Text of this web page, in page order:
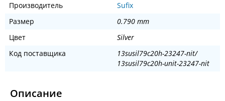
Производитель
Sufix
Размер
0.790 mm
Цвет
Silver
Код поставщика
13susil79c20h-23247-nit/
13susil79c20h-unit-23247-nit
Описание